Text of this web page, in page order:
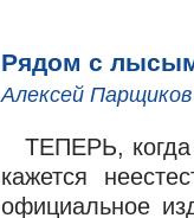
Рядом с
Алексей
ТЕПЕРЬ,
кажется
официальное